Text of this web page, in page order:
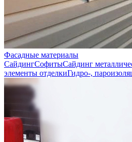
Фасадные материалы
СайдингСофитыСайдинг
элементы отделкиГидро-,